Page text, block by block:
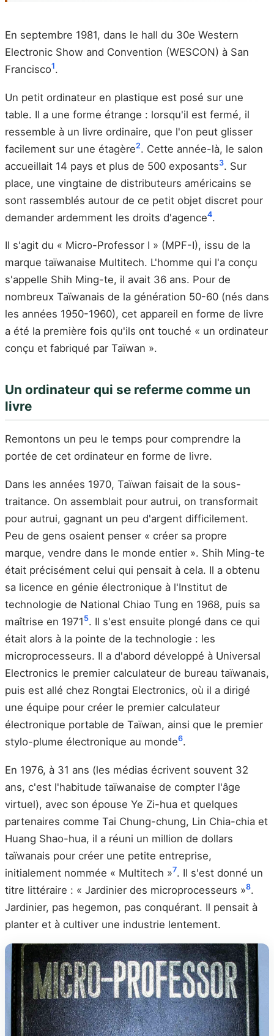
En septembre 1981, dans le hall du 30e Western
Electronic Show and Convention (WESCON) à San
Francisco1.
Un petit ordinateur en plastique est posé sur une
table. Il a une forme étrange : lorsqu'il est fermé, il
ressemble à un livre ordinaire, que l'on peut glisser
facilement sur une étagère2. Cette année-là, le salon
accueillait 14 pays et plus de 500 exposants3. Sur
place, une vingtaine de distributeurs américains se
sont rassemblés autour de ce petit objet discret pour
demander ardemment les droits d'agence4.
Il s'agit du « Micro-Professor I » (MPF-I), issu de la
marque taïwanaise Multitech. L'homme qui l'a conçu
s'appelle Shih Ming-te, il avait 36 ans. Pour de
nombreux Taïwanais de la génération 50-60 (nés dans
les années 1950-1960), cet appareil en forme de livre
a été la première fois qu'ils ont touché « un ordinateur
conçu et fabriqué par Taïwan ».
Un ordinateur qui se referme comme un
livre
Remontons un peu le temps pour comprendre la
portée de cet ordinateur en forme de livre.
Dans les années 1970, Taïwan faisait de la sous-
traitance. On assemblait pour autrui, on transformait
pour autrui, gagnant un peu d'argent difficilement.
Peu de gens osaient penser « créer sa propre
marque, vendre dans le monde entier ». Shih Ming-te
était précisément celui qui pensait à cela. Il a obtenu
sa licence en génie électronique à l'Institut de
technologie de National Chiao Tung en 1968, puis sa
maîtrise en 1971 5. Il s'est ensuite plongé dans ce qui
était alors à la pointe de la technologie : les
microprocesseurs. Il a d'abord développé à Universal
Electronics le premier calculateur de bureau taïwanais,
puis est allé chez Rongtai Electronics, où il a dirigé
une équipe pour créer le premier calculateur
électronique portable de Taïwan, ainsi que le premier
stylo-plume électronique au monde6.
En 1976, à 31 ans (les médias écrivent souvent 32
ans, c'est l'habitude taïwanaise de compter l'âge
virtuel), avec son épouse Ye Zi-hua et quelques
partenaires comme Tai Chung-chung, Lin Chia-chia et
Huang Shao-hua, il a réuni un million de dollars
taïwanais pour créer une petite entreprise,
initialement nommée « Multitech »7. Il s'est donné un
titre littéraire : « Jardinier des microprocesseurs »8.
Jardinier, pas hegemon, pas conquérant. Il pensait à
planter et à cultiver une industrie lentement.